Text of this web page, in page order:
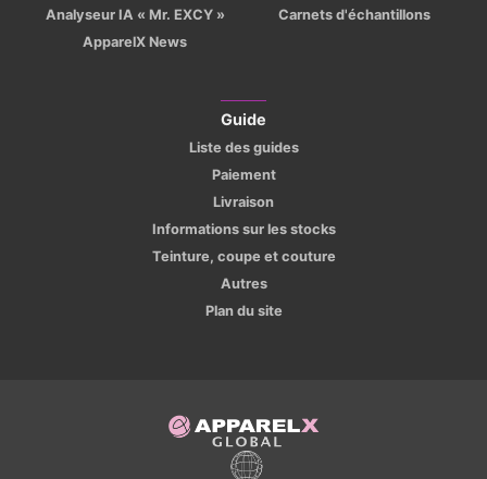
Analyseur IA « Mr. EXCY »
ApparelX News
Carnets d'échantillons
Guide
Liste des guides
Paiement
Livraison
Informations sur les stocks
Teinture, coupe et couture
Autres
Plan du site